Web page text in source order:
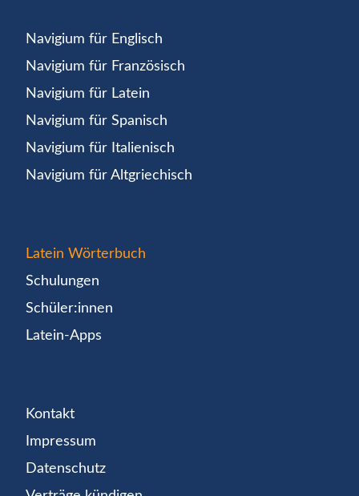
Navigium für Englisch
Navigium für Französisch
Navigium für Latein
Navigium für Spanisch
Navigium für Italienisch
Navigium für Altgriechisch
Latein Wörterbuch
Schulungen
Schüler:innen
Latein-Apps
Kontakt
Impressum
Datenschutz